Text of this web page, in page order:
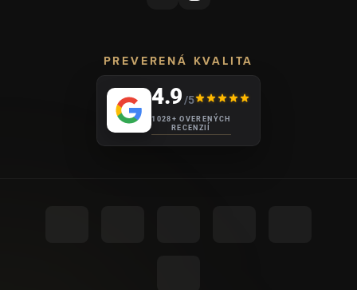
PREVERENÁ KVALITA
4.9/5
1028+ OVERENÝCH
RECENZIÍ